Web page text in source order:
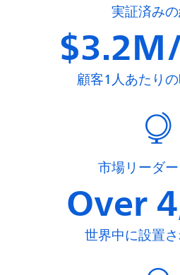
実証済み
3.2
顧客1人あたり
市場リーダ
世界中に設置